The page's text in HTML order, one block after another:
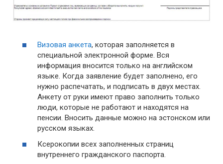
Визовая анкета, которая заполняется в
специальной электронной форме. Вся
информация вносится только на английском
языке. Когда заявление будет заполнено, его
нужно распечатать, и подписать в двух местах.
Анкету от руки имеют право заполнить только
люди, которые не работают и находятся на
пенсии. Вносить данные можно на эстонском или
русском языках.
Ксерокопии всех заполненных страниц
внутреннего гражданского паспорта.